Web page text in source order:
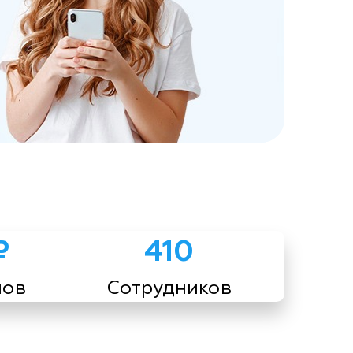
410
Сотрудников